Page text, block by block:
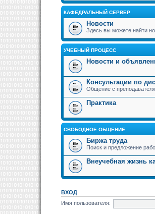
КАФЕДРАЛЬНЫЙ СЕРВЕР
Новости
Здесь вы можете найти
УЧЕБНЫЙ ПРОЦЕСС
Новости и
Консультации по
Общение с
Практика
СВОБОДНОЕ ОБЩЕНИЕ
Биржа труда
Поиск и предложение
Внеучебная жизнь
ВХОД
Имя пользователя: